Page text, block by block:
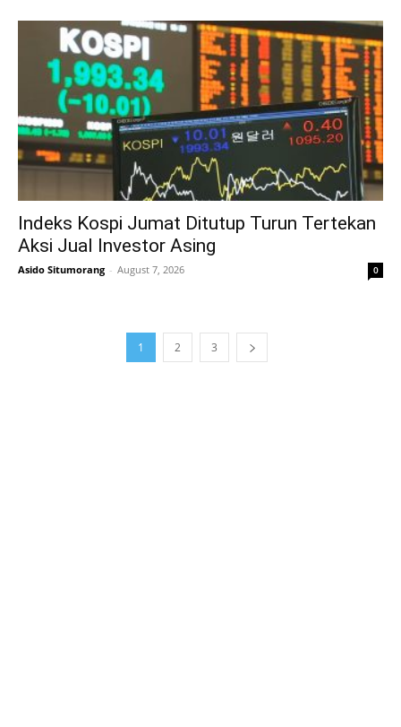
Indeks Kospi Jumat Ditutup Turun Tertekan
Aksi Jual Investor Asing
Asido Situmorang - August 7, 2026 0
1 2 3